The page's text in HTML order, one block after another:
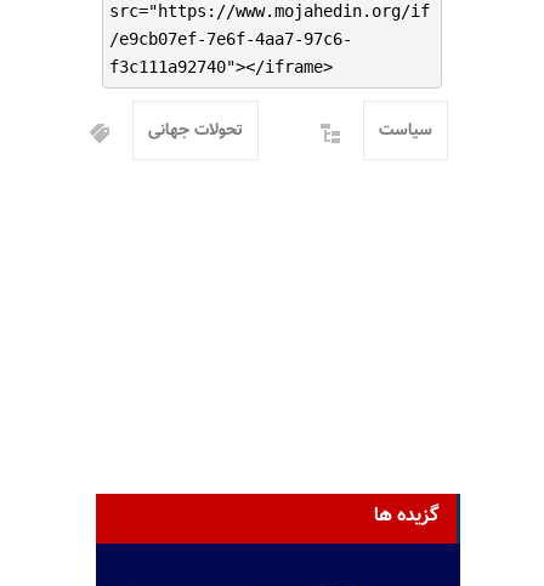
src="https://www.mojahedin.org/if
/e9cb07ef-7e6f-4aa7-97c6-
f3c111a92740"></iframe>
تحولات جهانی سیاست
گزیده ها